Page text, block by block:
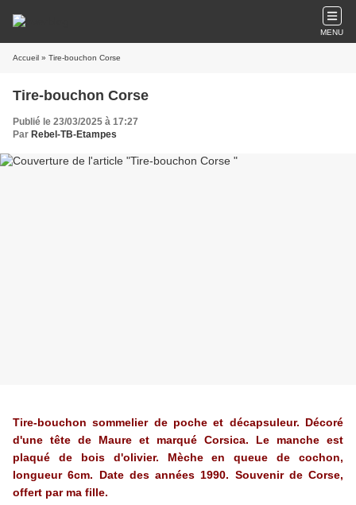
MENU
Accueil » Tire-bouchon Corse
Tire-bouchon Corse
Publié le 23/03/2025 à 17:27
Par Rebel-TB-Etampes
Tire-bouchon sommelier de poche et décapsuleur. Décoré
d'une tête de Maure et marqué Corsica. Le manche est
plaqué de bois d'olivier. Mèche en queue de cochon,
longueur 6cm. Date des années 1990. Souvenir de Corse,
offert par ma fille.